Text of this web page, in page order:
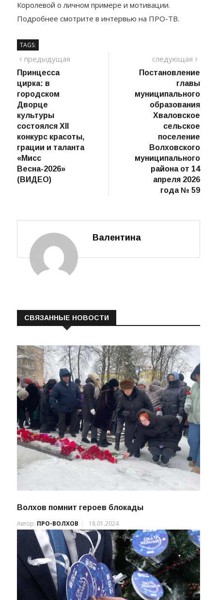
путь в ГТО. А ещё поговорили с Татьяной
Королевой о личном примере и мотивации.
Подробнее смотрите в интервью на ПРО-ТВ.
TAGS:
Навигация
по
записям
предыдущая
Принцесса
цирка: в
городском
Дворце
культуры
состоялся XII
конкурс красоты,
грации и таланта
«Мисс
следующая
пост
Постановление
главы
муниципального
образования
Хваловское
сельское
поселение
Волховского
муниципального
района от 14
Валентина
Волхов помнит героев блокады
ПРО-ВОЛХОВ 18.01.2024